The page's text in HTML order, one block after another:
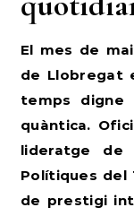
El mes de
de Llobregat
temps digne
quàntica.
lideratge de
Polítiques del
de prestigi